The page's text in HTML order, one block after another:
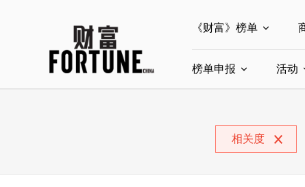
《财富》榜单
全部榜单
中国最具影响力商界
榜单申报
中国ESG影响力榜申
活动
相关度